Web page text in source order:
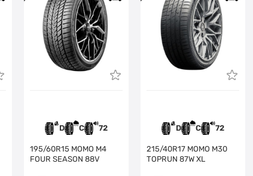
D C 72
195/60R15 MOMO M4
FOUR SEASON 88V
D C 72
215/40R17 MOMO M30
TOPRUN 87W XL